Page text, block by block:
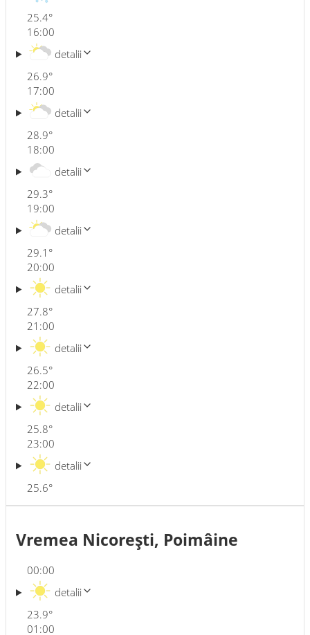
25.4°
16:00
26.9°
detalii
17:00
28.9°
detalii
18:00
29.3°
detalii
19:00
29.1 °
detalii
20:00
27.8°
detalii
21:00
26.5°
detalii
22:00
25.8°
detalii
23:00
25.6°
detalii
Vremea Nicoreşti, Poimâine
00:00
23.9°
detalii
01:00